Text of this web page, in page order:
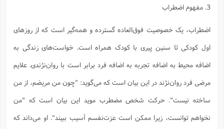
3. مفهوم اضطراب
اضطراب، یک خصوصیت فوق‌العاده گسترده و همه‌گیر است که از روزهای
اول کودکی تا سنین پیری با کودک همراه است. خواست‌های زندگی به
اضافه محیط به اضافه تجربه به اضافه فرد برابر است با روان‌نژندی. علایم
مرضی فرد روان‌نژند در این بیان است که می‌گوید: "چون من مریضم، از من
ساخته نیست". حرکت شخص مضطرب موید این بیان است که "من
نخواهم توانست، زیرا ممکن است عزت‌نفسم آسیب ببیند". او می‌داند که